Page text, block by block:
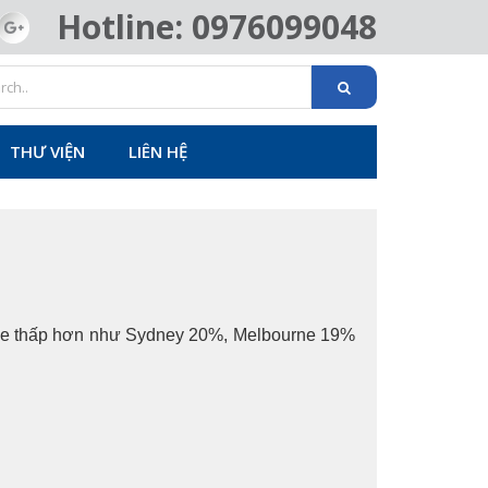
Hotline: 0976099048
THƯ VIỆN LIÊN HỆ
thấp hơn như Sydney 20%, Melbourne 19%